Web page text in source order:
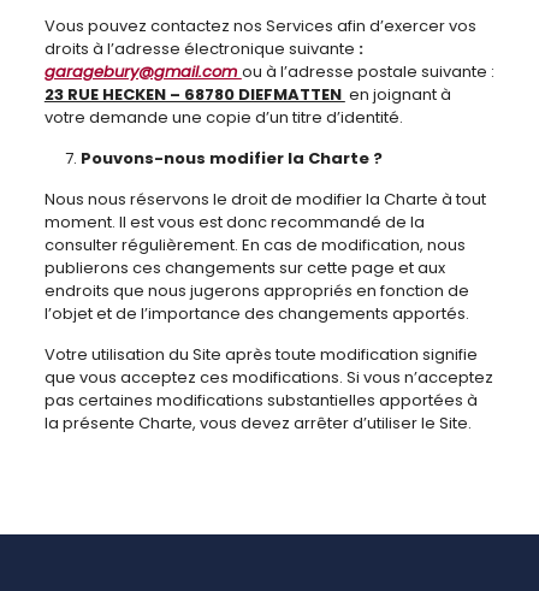
Vous pouvez contactez nos Services afin d’exercer vos
droits à l’adresse électronique suivante :
garagebury@gmail.com ou à l’adresse postale suivante :
23 RUE HECKEN – 68780 DIEFMATTEN en joignant à
votre demande une copie d’un titre d’identité.
Pouvons-nous modifier la Charte ?
Nous nous réservons le droit de modifier la Charte à tout
moment. Il est vous est donc recommandé de la
consulter régulièrement. En cas de modification, nous
publierons ces changements sur cette page et aux
endroits que nous jugerons appropriés en fonction de
l’objet et de l’importance des changements apportés.
Votre utilisation du Site après toute modification signifie
que vous acceptez ces modifications. Si vous n’acceptez
pas certaines modifications substantielles apportées à
la présente Charte, vous devez arrêter d’utiliser le Site.